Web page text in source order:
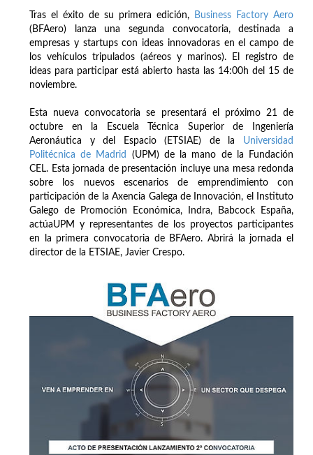
Tras el éxito de su primera edición,
Business Factory Aero
(BFAero) lanza una segunda convocatoria, destinada a
empresas y startups con ideas innovadoras en el campo de
los vehículos tripulados (aéreos y marinos). El registro de
ideas para participar está abierto hasta las 14:00h del 15 de
noviembre.
Esta nueva convocatoria se presentará el próximo 21 de
octubre en la Escuela Técnica Superior de Ingeniería
Aeronáutica y del Espacio (ETSIAE) de la Universidad
Politécnica de Madrid
(UPM) de la mano de la Fundación
CEL. Esta jornada de presentación incluye una mesa redonda
sobre los nuevos escenarios de emprendimiento con
participación de la Axencia Galega de Innovación, el Instituto
Galego de Promoción Económica, Indra, Babcock España,
actúaUPM y representantes de los proyectos participantes
en la primera convocatoria de BFAero. Abrirá la jornada el
director de la ETSIAE, Javier Crespo.